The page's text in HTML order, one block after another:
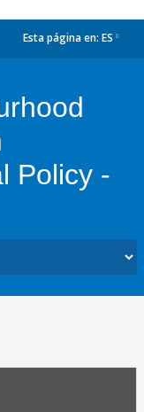
Esta página en: ES
Policy -